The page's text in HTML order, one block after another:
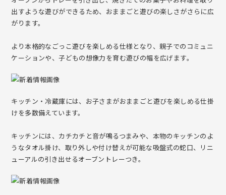
Move【ベビージム・マガジンラック】
First Woody Bike【はじめての乗り物】
amimals【手編みのコットンラトル】
HOPPL Closet【手編みのビブ&キャップ】
出すような遊びができるため、おままごと遊びの楽しさがさらに広
がります。
より本格的なごっこ遊びを楽しめる仕様となり、親子でのコミュニ
ケーションや、子どもの想像力を育む遊びの幅を広げます。
キッチン・冷蔵庫には、お子さまがおままごと遊びを楽しめる仕掛
けを多数備えています。
キッチンには、カチカチと音が鳴るつまみや、本物のキッチンのよ
うなタオル掛け、取り外しや付け替えが可能な吸盤式の蛇口、リニ
ューアルの引き出せるオーブントレーつき。